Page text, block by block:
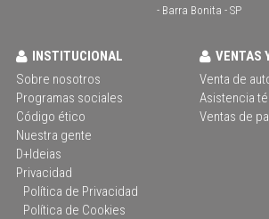
- Barra Bonita - SP
INSTITUCIONAL
Sobre nosotros
Programas sociales
Código ético
Nuestra gente
D+Ideias
Privacidad
Política de Privacidad
Política de Cookies
VENTAS
Venta de
Asistencia
Ventas de